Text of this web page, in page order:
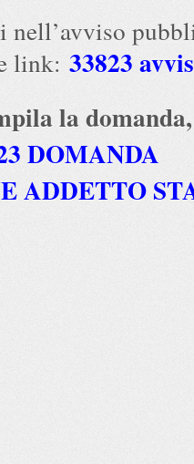
nell’avviso
link: 33823
la
DOMANDA
ADDETTO